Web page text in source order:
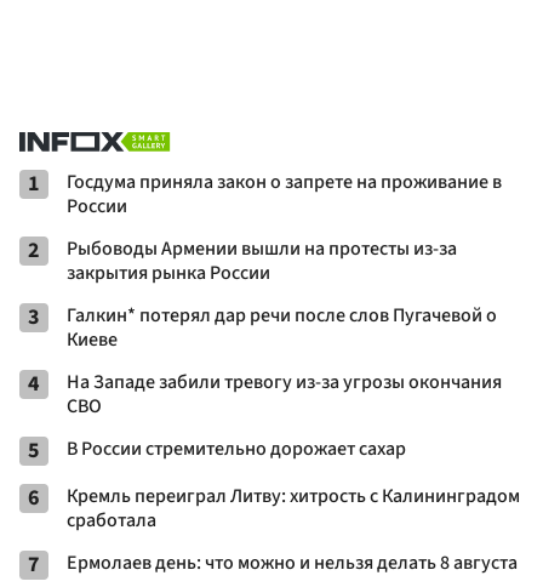
1
Госдума приняла закон о запрете на проживание в
России
2
Рыбоводы Армении вышли на протесты из-за
закрытия рынка России
3
Галкин* потерял дар речи после слов Пугачевой о
Киеве
4
На Западе забили тревогу из-за угрозы окончания
СВО
5 В России стремительно дорожает сахар
6
Кремль переиграл Литву: хитрость с Калининградом
сработала
7 Ермолаев день: что можно и нельзя делать 8 августа